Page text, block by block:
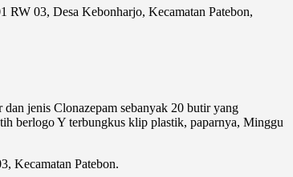
RW 03, Desa Kebonharjo, Kecamatan Patebon,
jenis Clonazepam sebanyak 20 butir yang
berlogo Y terbungkus klip plastik, paparnya, Minggu
Kecamatan Patebon.